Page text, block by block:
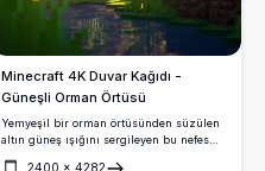
Minecraft 4K Duvar Kağıdı -
Güneşli Orman Örtüsü
Yemyeşil bir orman örtüsünden süzülen
altın güneş ışığını sergileyen bu nefes
kesici Minecraft 4K duvar kağıdını
2400 × 4282